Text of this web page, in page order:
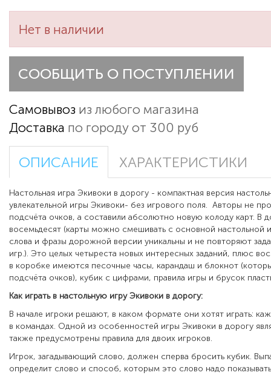
Нет в наличии
СООБЩИТЬ О ПОСТУПЛЕНИИ
Самовывоз из любого магазина
Доставка по городу от 300 руб
ОПИСАНИЕ ХАРАКТЕРИСТИКИ
Настольная игра Экивоки в дорогу - компактная версия
увлекательной игры Экивоки- без игрового поля. Авторы не
подсчёта очков, а составили абсолютно новую колоду карт. В
восемьдесят (карты можно смешивать с основной настольной
слова и фразы дорожной версии уникальны и не повторяют
игр.). Это целых четыреста новых интересных заданий, плюс
в коробке имеются песочные часы, карандаш и блокнот
подсчёта очков), кубик с цифрами, правила игры и брусок
Как играть в настольную игру Экивоки в дорогу:
В начале игроки решают, в каком формате они хотят играть:
в командах. Одной из особенностей игры Экивоки в дорогу
также предусмотрены правила для двоих игроков.
Игрок, загадывающий слово, должен сперва бросить кубик.
определит слово и способ, которым это слово надо